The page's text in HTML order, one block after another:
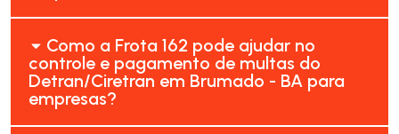
Como a Frota 162 pode ajudar no
controle e pagamento de multas do
Detran/Ciretran em Brumado - BA para
empresas?